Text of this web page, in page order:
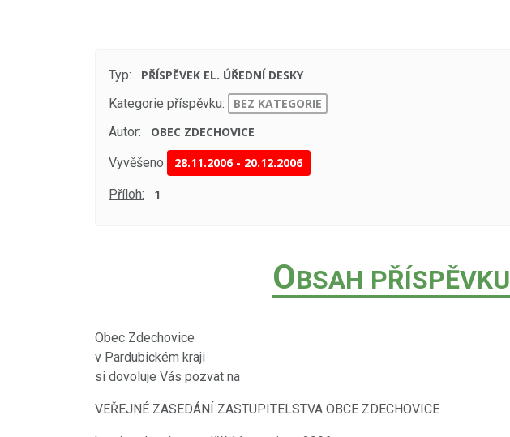
Typ:
PŘÍSPĚVEK EL. ÚŘEDNÍ DESKY
Kategorie příspěvku:
BEZ KATEGORIE
Autor:
OBEC ZDECHOVICE
Vyvěšeno 28.11.2006- 20.12.2006
Příloh: 1
OBSAH PŘÍSPĚVKU
Obec Zdechovice
v Pardubickém kraji
si dovoluje Vás pozvat na
VEŘEJNÉ ZASEDÁNÍ ZASTUPITELSTVA OBCE ZDECHOVICE